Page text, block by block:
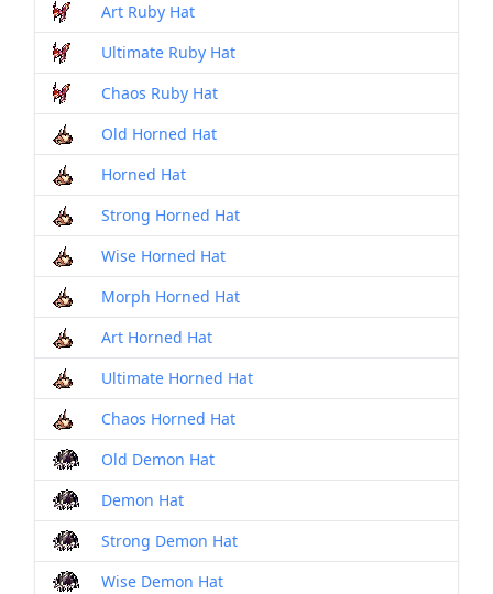
Art Ruby Hat
Ultimate Ruby Hat
Chaos Ruby Hat
Old Horned Hat
Horned Hat
Strong Horned Hat
Wise Horned Hat
Morph Horned Hat
Art Horned Hat
Ultimate Horned Hat
Chaos Horned Hat
Old Demon Hat
Demon Hat
Strong Demon Hat
Wise Demon Hat